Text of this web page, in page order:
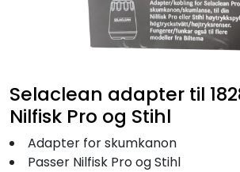
Selaclean adapter til
Nilfisk Pro og Stihl
Adapter for skumkanon
Passer Nilfisk Pro og Stihl
Fritid/Sikkerhet
Båtpleie/Opplag
Seil